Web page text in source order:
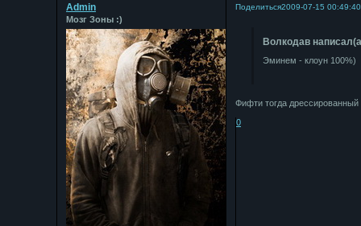
Поделиться2009-07-15 00:49:40
Admin
Мозг Зоны :)
Bолкодав
Эминем - клоун 100%)
Фифти тогда
0